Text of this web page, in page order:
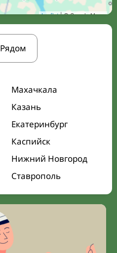
Leaflet| © Google Maps
Рядом
Махачкала
Казань
Екатеринбург
Каспийск
Нижний Новгород
Ставрополь